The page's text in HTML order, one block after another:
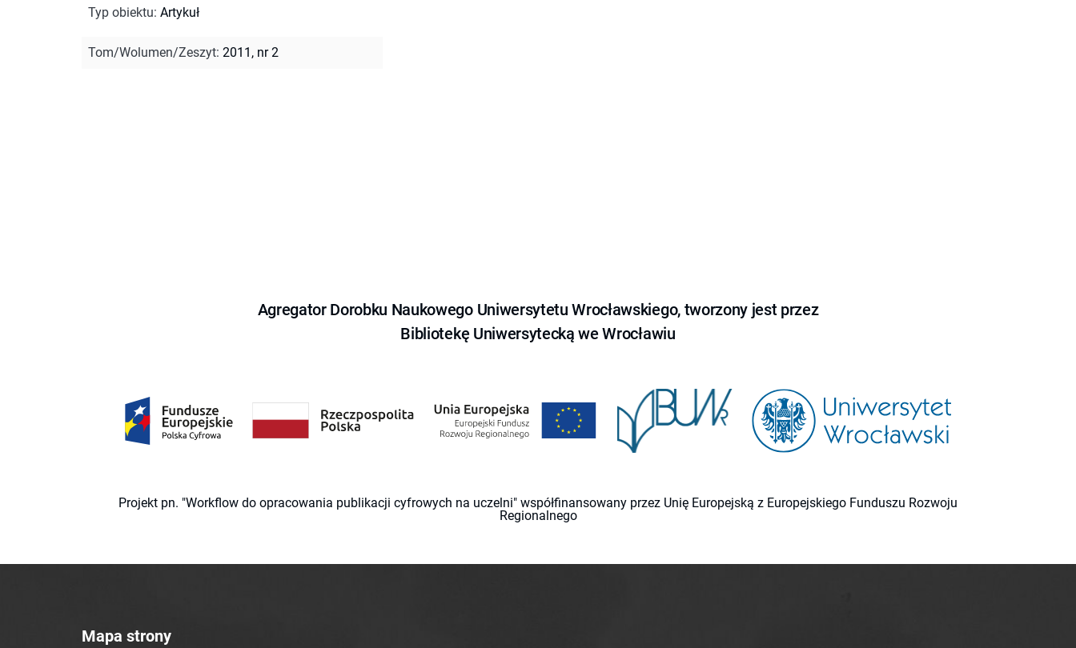
Typ obiektu: Artykuł
Tom/Wolumen/Zeszyt: 2011, nr 2
Agregator Dorobku Naukowego Uniwersytetu Wrocławskiego, tworzony jest przez
Bibliotekę Uniwersytecką we Wrocławiu
Projekt pn. "Workflow do opracowania publikacji cyfrowych na uczelni" współfinansowany przez Unię Europejską z Europejskiego Funduszu Rozwoju
Regionalnego
Mapa strony